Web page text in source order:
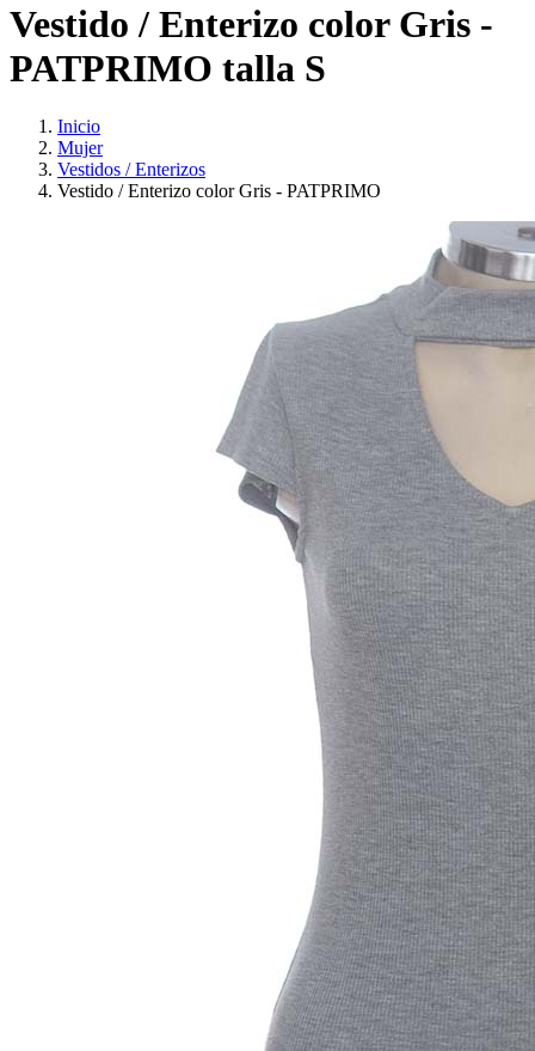
Vestido / Enterizo color Gris -
PATPRIMO talla S
Inicio
Mujer
Vestidos / Enterizos
Vestido / Enterizo color Gris - PATPRIMO